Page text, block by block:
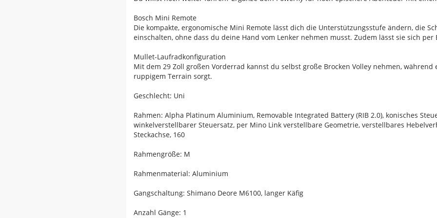
Bosch Mini Remote
Die kompakte, ergonomische Mini Remote lässt dich die Unterstützungsstufe ändern, die
einschalten, ohne dass du deine Hand vom Lenker nehmen musst. Zudem lässt sie sich
Mullet-Laufradkonfiguration
Mit dem 29 Zoll großen Vorderrad kannst du selbst große Brocken Volley nehmen,
ruppigem Terrain sorgt.
Geschlecht: Uni
Rahmen: Alpha Platinum Aluminium, Removable Integrated Battery (RIB 2.0), konisches
winkelverstellbarer Steuersatz, per Mino Link verstellbare Geometrie, verstellbares
Steckachse, 160
Rahmengröße: M
Rahmenmaterial: Aluminium
Gangschaltung: Shimano Deore M6100, langer Käfig
Anzahl Gänge: 1